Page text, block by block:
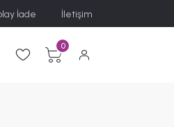
İade İletişim
0